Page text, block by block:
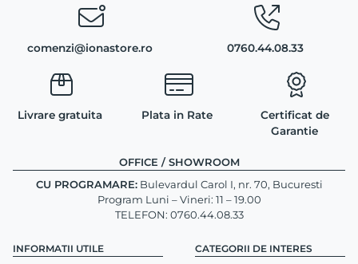
comenzi@ionastore.ro 0760.44.08.33
Livrare gratuita Plata in Rate
Certificat de
Garantie
INFORMATII UTILE
OFFICE / SHOWROOM
CU PROGRAMARE:Bulevardul Carol I, nr. 70, Bucuresti
Program Luni – Vineri: 11 – 19.00
TELEFON: 0760.44.08.33
CATEGORII DE INTERES